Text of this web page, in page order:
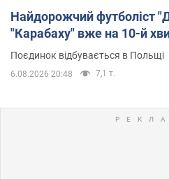
Найдорожчий футболіст
"Карабаху" вже на 10-й
Поєдинок відбувається в Польщі
6.08.2026 20:48 7,1 т.